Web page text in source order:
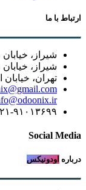
ارتباط با ما
شیراز،
شیراز،
تهران،
۰۲۱-۹۱۰۱۳۶۹۹ / ۰۹۹۶۱۲۳۹۷۴۶ /
Social Media
درباره اودونیکس